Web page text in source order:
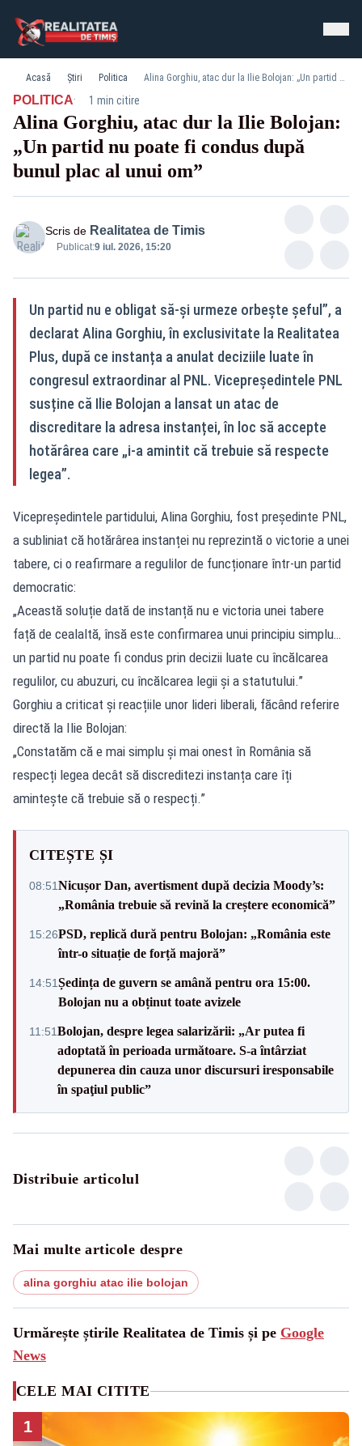
Acasă Știri Politica Alina Gorghiu, atac dur la Ilie Bolojan: „Un partid nu poate fi condus după bunul plac al unui om”
POLITICA· 1 min citire
Alina Gorghiu, atac dur la Ilie Bolojan:
„Un partid nu poate fi condus după
bunul plac al unui om”
Scris de Realitatea de Timis
Publicat:9 iul. 2026, 15:20
Un partid nu e obligat să‑și urmeze orbește șeful”, a
declarat Alina Gorghiu, în exclusivitate la Realitatea
Plus, după ce instanța a anulat deciziile luate în
congresul extraordinar al PNL. Vicepreședintele PNL
susține că Ilie Bolojan a lansat un atac de
discreditare la adresa instanței, în loc să accepte
hotărârea care „i‑a amintit că trebuie să respecte
legea”.
Vicepreședintele partidului, Alina Gorghiu, fost președinte PNL,
a subliniat că hotărârea instanței nu reprezintă o victorie a unei
tabere, ci o reafirmare a regulilor de funcționare într-un partid
democratic:
„Această soluție dată de instanță nu e victoria unei tabere
față de cealaltă, însă este confirmarea unui principiu simplu…
un partid nu poate fi condus prin decizii luate cu încălcarea
regulilor, cu abuzuri, cu încălcarea legii și a statutului.”
Gorghiu a criticat și reacțiile unor lideri liberali, făcând referire
directă la Ilie Bolojan:
„Constatăm că e mai simplu și mai onest în România să
respecți legea decât să discreditezi instanța care îți
amintește că trebuie să o respecți.”
CITEȘTE ȘI
08:51Nicușor Dan, avertisment după decizia Moody’s:
„România trebuie să revină la creștere economică”
15:26PSD, replică dură pentru Bolojan: „România este
într-o situație de forță majoră”
14:51Ședința de guvern se amână pentru ora 15:00.
Bolojan nu a obținut toate avizele
11:51Bolojan, despre legea salarizării: „Ar putea fi
adoptată în perioada următoare. S-a întârziat
depunerea din cauza unor discursuri iresponsabile
în spaţiul public”
Distribuie articolul
Mai multe articole despre
alina gorghiu atac ilie bolojan
Urmărește știrile Realitatea de Timis și pe Google
News
CELE MAI CITITE
1